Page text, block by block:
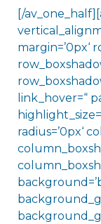
[/
margin=’0px‘
link_hover=“
radius=’0px‘